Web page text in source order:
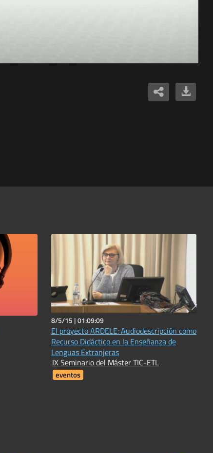
8/5/15 |01:09:09
El proyecto ARDELE: Audiodescripción como
Recurso Didáctico en la Enseñanza de
Lenguas Extranjeras
IX Seminario del Máster TIC-ETL
eventos